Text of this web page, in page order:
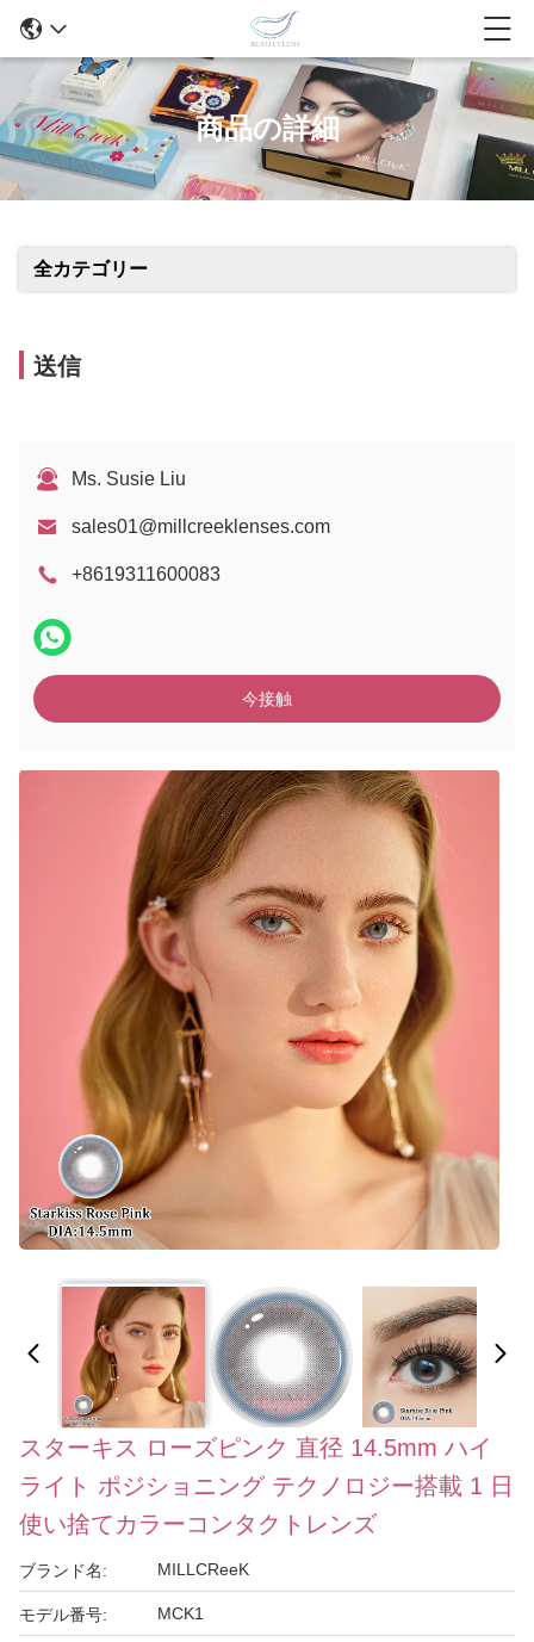
商品の詳細
全カテゴリー
送信
Ms. Susie Liu
sales01@millcreeklenses.com
+8619311600083
今接触
スターキス ローズピンク 直径 14.5mm ハイ
ライト ポジショニング テクノロジー搭載 1 日
使い捨てカラーコンタクトレンズ
ブランド名: MILLCReeK
モデル番号: MCK1